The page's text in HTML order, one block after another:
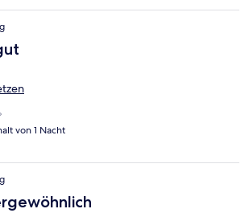
who made our dinner and breakfast really
von 1 Nacht